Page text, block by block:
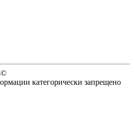
категорически запрещено